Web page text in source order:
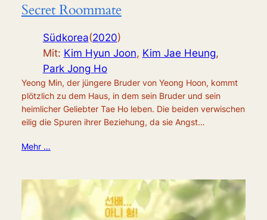
Secret Roommate
Südkorea(2020)
Mit: Kim Hyun Joon, Kim Jae Heung,
Park Jong Ho
Yeong Min, der jüngere Bruder von Yeong Hoon, kommt
plötzlich zu dem Haus, in dem sein Bruder und sein
heimlicher Geliebter Tae Ho leben. Die beiden verwischen
eilig die Spuren ihrer Beziehung, da sie Angst…
Mehr …